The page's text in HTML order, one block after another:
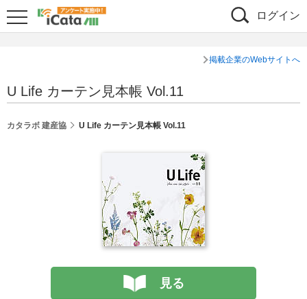
ログイン
掲載企業のWebサイトへ
U Life カーテン見本帳 Vol.11
カタラボ 建産協 U Life カーテン見本帳 Vol.11
見る